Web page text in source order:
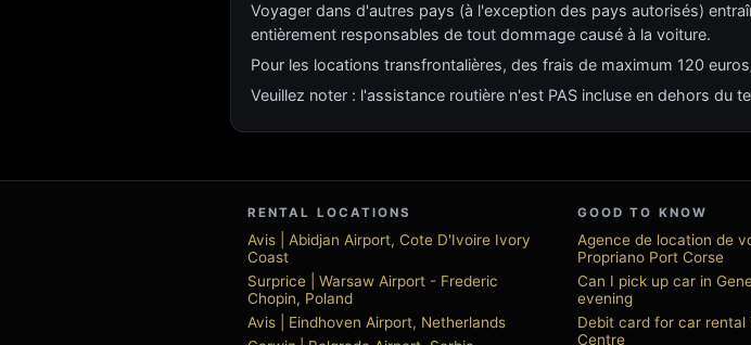
Voyager dans d'autres pays (à l'exception des pays autorisés)
entièrement responsables de tout dommage causé à la voiture.
Pour les locations transfrontalières, des frais de maximum 120
Veuillez noter : l'assistance routière n'est PAS incluse en dehors du
RENTAL LOCATIONS
Avis | Abidjan Airport, Cote D'Ivoire Ivory
Coast
Surprice | Warsaw Airport - Frederic
Chopin, Poland
Avis | Eindhoven Airport, Netherlands
GOOD TO KNOW
Agence de location de
Propriano Port Corse
Can I pick up car in
evening
Debit card for car rental
Centre